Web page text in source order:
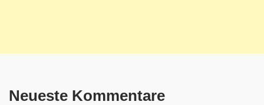
Neueste Kommentare